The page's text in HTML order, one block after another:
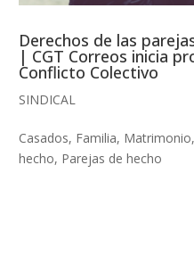
Derechos de las
| CGT Correos inicia
Conflicto Colectivo
SINDICAL
Casados, Familia, Matrimonio,
hecho, Parejas de hecho